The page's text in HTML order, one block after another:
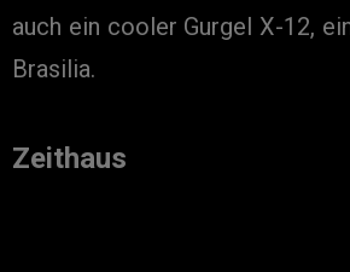
auch ein cooler Gurgel X-12,
Brasilia.
Zeithaus